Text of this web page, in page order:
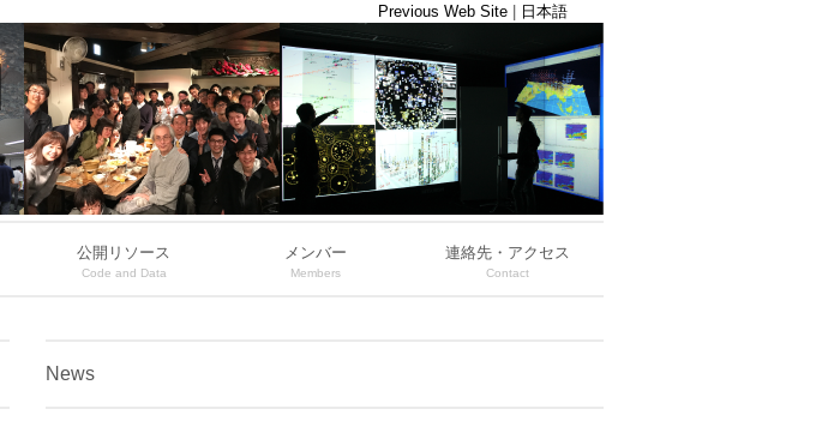
Previous Web Site 日本語
公開リソース
Code and Data
メンバー
Members
連絡先・アクセス
Contact
News